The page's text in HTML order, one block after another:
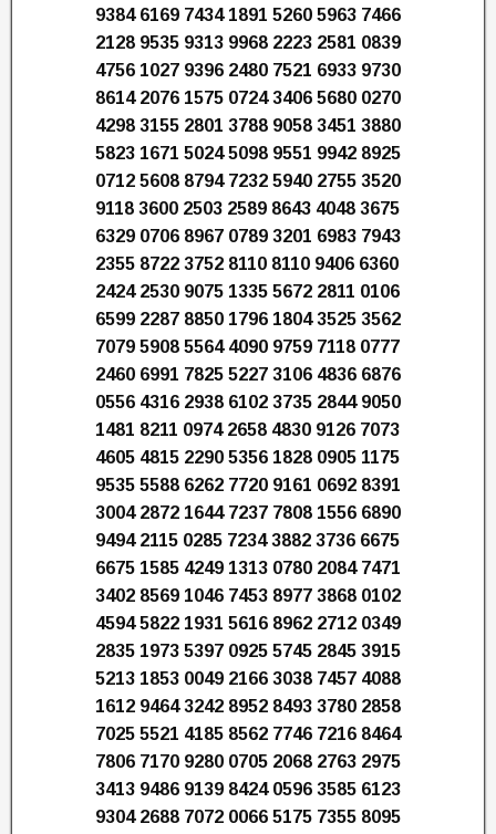
9384 6169 7434 1891 5260 5963 7466
2128 9535 9313 9968 2223 2581 0839
4756 1027 9396 2480 7521 6933 9730
8614 2076 1575 0724 3406 5680 0270
4298 3155 2801 3788 9058 3451 3880
5823 1671 5024 5098 9551 9942 8925
0712 5608 8794 7232 5940 2755 3520
9118 3600 2503 2589 8643 4048 3675
6329 0706 8967 0789 3201 6983 7943
2355 8722 3752 8110 8110 9406 6360
2424 2530 9075 1335 5672 2811 0106
6599 2287 8850 1796 1804 3525 3562
7079 5908 5564 4090 9759 7118 0777
2460 6991 7825 5227 3106 4836 6876
0556 4316 2938 6102 3735 2844 9050
1481 8211 0974 2658 4830 9126 7073
4605 4815 2290 5356 1828 0905 1175
9535 5588 6262 7720 9161 0692 8391
3004 2872 1644 7237 7808 1556 6890
9494 2115 0285 7234 3882 3736 6675
6675 1585 4249 1313 0780 2084 7471
3402 8569 1046 7453 8977 3868 0102
4594 5822 1931 5616 8962 2712 0349
2835 1973 5397 0925 5745 2845 3915
5213 1853 0049 2166 3038 7457 4088
1612 9464 3242 8952 8493 3780 2858
7025 5521 4185 8562 7746 7216 8464
7806 7170 9280 0705 2068 2763 2975
3413 9486 9139 8424 0596 3585 6123
9304 2688 7072 0066 5175 7355 8095